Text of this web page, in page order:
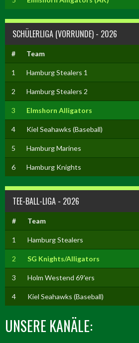
SCHÜLERLIGA (VORRUNDE) - 2026
# Team
1 Hamburg Stealers 1
2 Hamburg Stealers 2
3 Elmshorn Alligators
4 Kiel Seahawks (Baseball)
5 Hamburg Marines
6 Hamburg Knights
TEE-BALL-LIGA - 2026
# Team
1 Hamburg Stealers
2 SG Knights/Alligators
3 Holm Westend 69'ers
4 Kiel Seahawks (Baseball)
UNSERE KANÄLE: